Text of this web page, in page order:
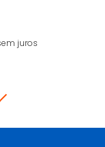
juros